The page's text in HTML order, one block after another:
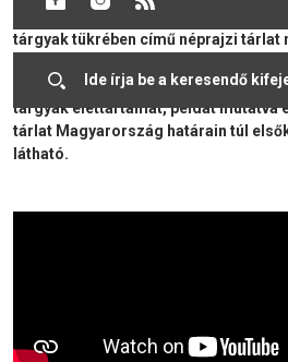
tárgyak tükrében című néprajzi tárlat
világban hogyan hosszabbították
tárgyak élettartamát, példát mutatva
tárlat Magyarország határain túl
látható.